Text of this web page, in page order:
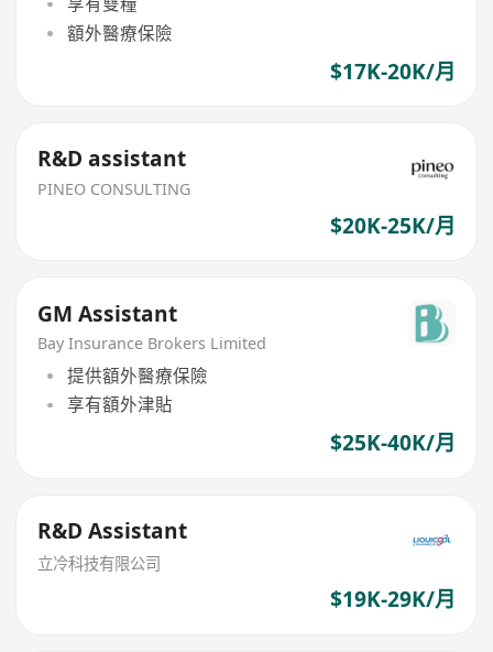
額外醫療保險
$17K-20K/月
R&D assistant
PINEO CONSULTING
$20K-25K/月
GM Assistant
Bay Insurance Brokers Limited
提供額外醫療保險
享有額外津貼
$25K-40K/月
R&D Assistant
立冷科技有限公司
$19K-29K/月